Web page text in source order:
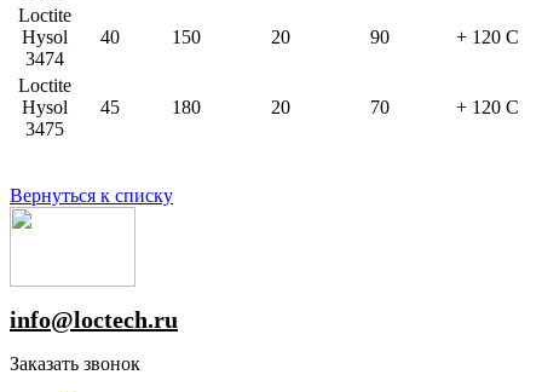
Loctite
Hysol
3474
40 150 20 90 + 120 С
Loctite
Hysol
3475
45 180 20 70 + 120 С
Вернуться к списку
info@loctech.ru
Заказать звонок